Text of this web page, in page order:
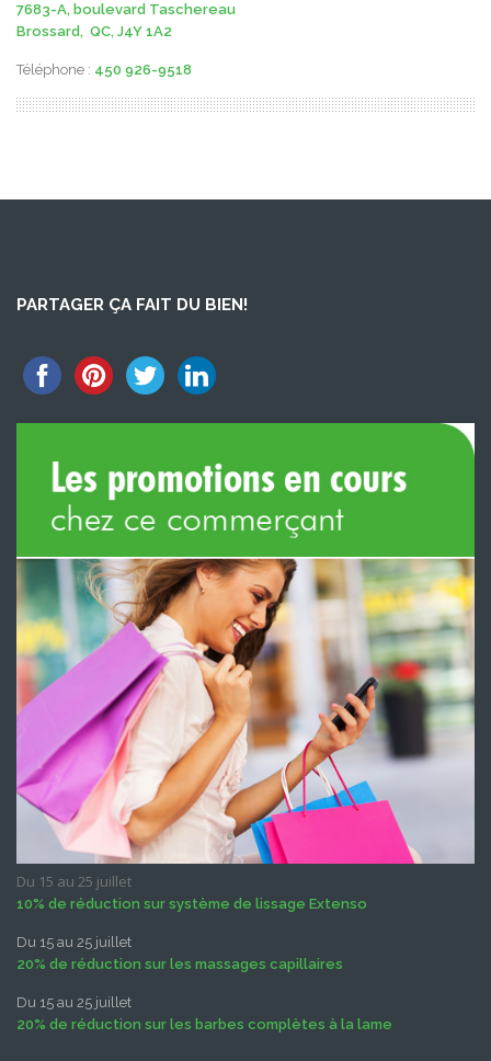
7683-A, boulevard Taschereau
Brossard, QC, J4Y 1A2
Téléphone : 450 926-9518
PARTAGER ÇA FAIT DU BIEN!
Du 15 au 25 juillet
10% de réduction sur système de lissage Extenso
Du 15 au 25 juillet
20% de réduction sur les massages capillaires
Du 15 au 25 juillet
20% de réduction sur les barbes complètes à la lame